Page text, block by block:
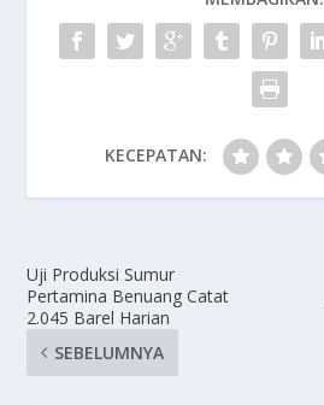
KECEPATAN:
Uji Produksi Sumur
Pertamina Benuang Catat
2.045 Barel Harian
SEBELUMNYA